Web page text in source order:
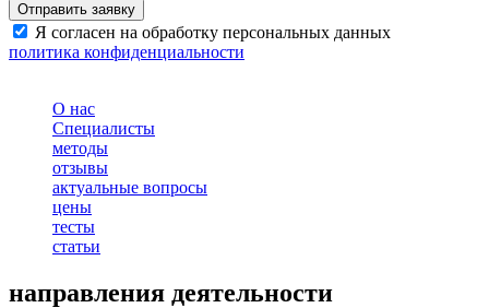
Я согласен на обработку персональных данных
политика конфиденциальности
О нас
Специалисты
методы
отзывы
актуальные вопросы
цены
тесты
статьи
направления деятельности